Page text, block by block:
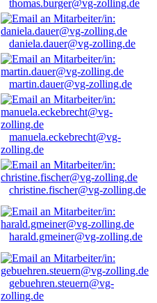
thomas.burger@vg-zolling.de
daniela.dauer@vg-zolling.de
martin.dauer@vg-zolling.de
manuela.eckebrecht@vg-
zolling.de
christine.fischer@vg-zolling.de
harald.gmeiner@vg-zolling.de
gebuehren.steuern@vg-
zolling.de